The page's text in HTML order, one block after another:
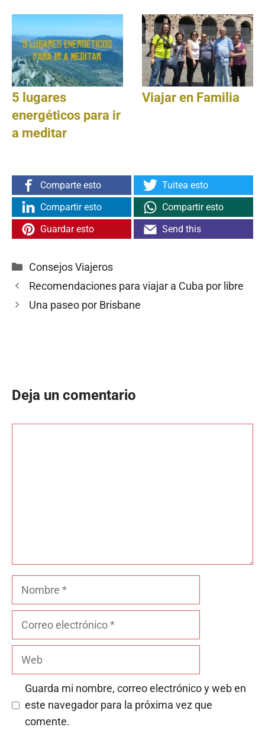
5 lugares
energéticos para ir
a meditar
Viajar en Familia
Comparte esto
Tuitea esto
Compartir esto
Compartir esto
Guardar esto
Send this
Categorías
Consejos Viajeros
Recomendaciones para viajar a Cuba por libre
Una paseo por Brisbane
Deja un comentario
Nombre
Guarda mi nombre, correo electrónico y web en
este navegador para la próxima vez que
comente.